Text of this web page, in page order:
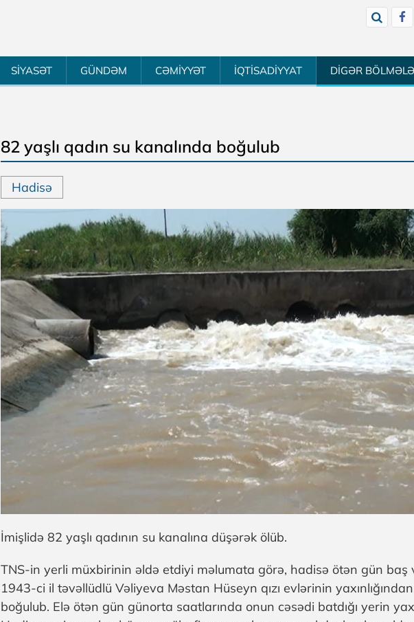
SİYASƏT GÜNDƏM CƏMİYYƏT İQTİSADİYYAT DİGƏR
82 yaşlı qadın su kanalında boğulub
Hadisə
İmişlidə 82 yaşlı qadının su kanalına düşərək ölüb.
TNS-in yerli müxbirinin əldə etdiyi məlumata görə, hadisə ötən gün baş
1943-ci il təvəllüdlü Vəliyeva Məstan Hüseyn qızı evlərinin
boğulub. Elə ötən gün günorta saatlarında onun cəsədi batdığı yerin